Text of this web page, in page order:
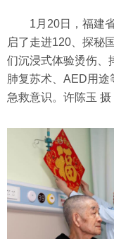
1月20日，福建
启了走进120、探秘
们沉浸式体验烫伤、
肺复苏术、AED用途
急救意识。许陈玉 摄